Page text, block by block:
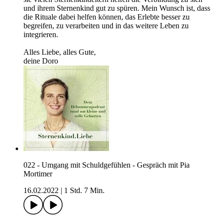
und ihrem Sternenkind gut zu spüren. Mein Wunsch ist, dass
die Rituale dabei helfen können, das Erlebte besser zu
begreifen, zu verarbeiten und in das weitere Leben zu
integrieren.
Alles Liebe, alles Gute,
deine Doro
022 - Umgang mit Schuldgefühlen - Gespräch mit Pia
Mortimer
16.02.2022
1 Std. 7 Min.